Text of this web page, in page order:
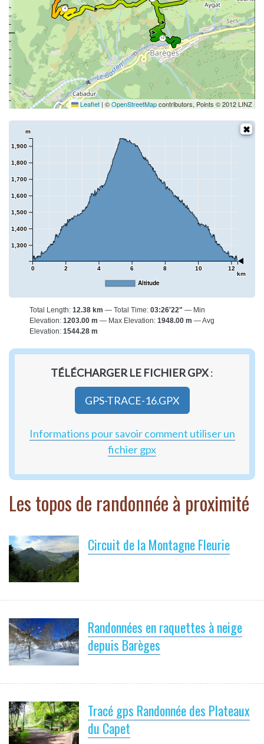
4
12
Leaflet | ©OpenStreetMapcontributors, Points © 2012 LINZ
0 2 4 6 8 10 12
km
1,300
1,400
1,500
1,600
1,700
1,800
1,900
m
Altitude
Total Length: 12.38 km Total Time: 03:26'22"
Min
Elevation: 1203.00 m Max Elevation: 1948.00 m
Avg
Elevation: 1544.28 m
TÉLÉCHARGER LE FICHIER GPX:
GPS-TRACE-16.GPX
Informations pour savoir comment utiliser un
fichier gpx
Les topos de randonnée à proximité
Circuit de la Montagne Fleurie
Randonnées en raquettes à neige
depuis Barèges
Tracé gps Randonnée des Plateaux
du Capet